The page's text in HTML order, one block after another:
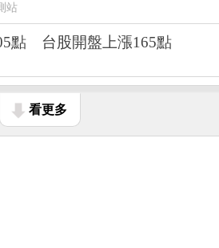
站
點 台股開盤上漲165點
看更多